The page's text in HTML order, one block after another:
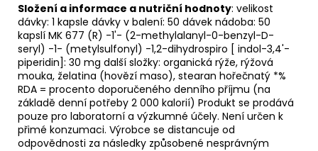
Složení a informace a nutriční hodnoty: velikost
dávky: 1 kapsle dávky v balení: 50 dávek nádoba: 50
kapslí MK 677 (R) -1'- (2-methylalanyl-0-benzyl-D-
seryl) -1- (metylsulfonyl) -1,2-dihydrospiro [ indol-3,4'-
piperidin]: 30 mg další složky: organická rýže, rýžová
mouka, želatina (hovězí maso), stearan hořečnatý *%
RDA = procento doporučeného denního příjmu (na
základě denní potřeby 2 000 kalorií) Produkt se prodává
pouze pro laboratorní a výzkumné účely. Není určen k
přimé konzumaci. Výrobce se distancuje od
odpovědnosti za následky způsobené nesprávným